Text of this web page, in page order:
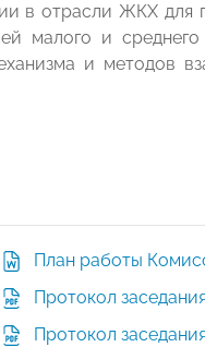
в отрасли ЖКХ для
малого и
и методов
План работы
Протокол
Протокол